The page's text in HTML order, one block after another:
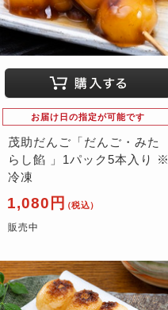
お届け日の指定が可能です
茂助だんご「だんご・みた
らし餡 」1パック5本入り ※
冷凍
1,080円 （税込）
販売中